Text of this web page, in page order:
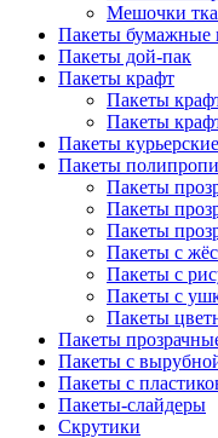
Мешочки
Пакеты бумажные
Пакеты дой-пак
Пакеты крафт
Пакеты
Пакеты
Пакеты курьерские
Пакеты
Пакеты
Пакеты
Пакеты
Пакеты с
Пакеты с
Пакеты с
Пакеты
Пакеты
Пакеты с
Пакеты с
Пакеты-слайдеры
Скрутики